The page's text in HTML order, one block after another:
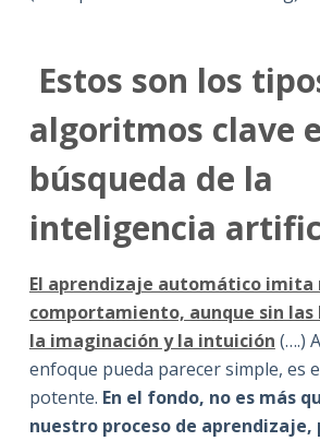
Estos son los
algoritmos clave
búsqueda de la
inteligencia
El aprendizaje automático imita
comportamiento, aunque sin
la imaginación y la intuición (….)
enfoque pueda parecer simple, es
potente. En el fondo, no es más
nuestro proceso de aprendizaje,